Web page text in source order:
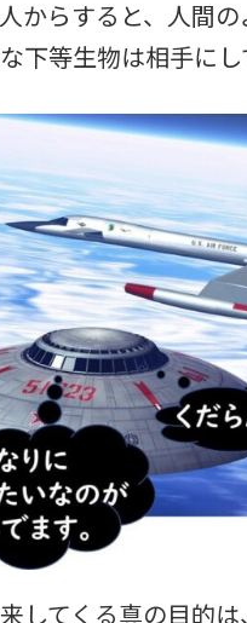
からすると、人間
下等生物は相手にし
してくる真の目的